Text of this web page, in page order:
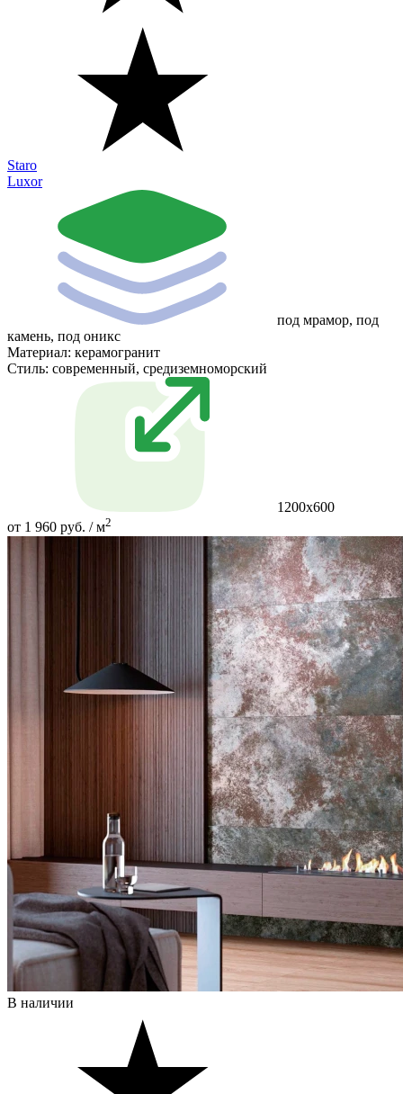
Staro
Luxor
под мрамор, под
камень, под оникс
Материал: керамогранит
Стиль: современный, средиземноморский
1200x600
от 1 960 руб. / м2
В наличии